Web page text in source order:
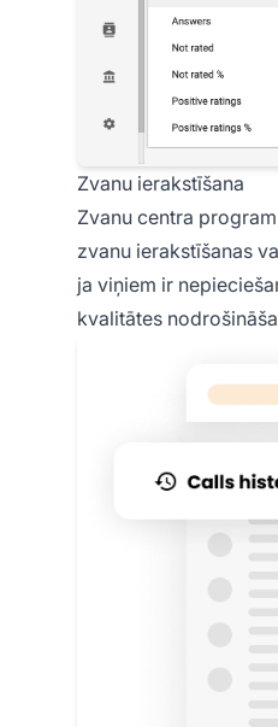
Zvanu ierakstīšana
Zvanu centra
zvanu ierakstīšanas
ja viņiem ir
kvalitātes